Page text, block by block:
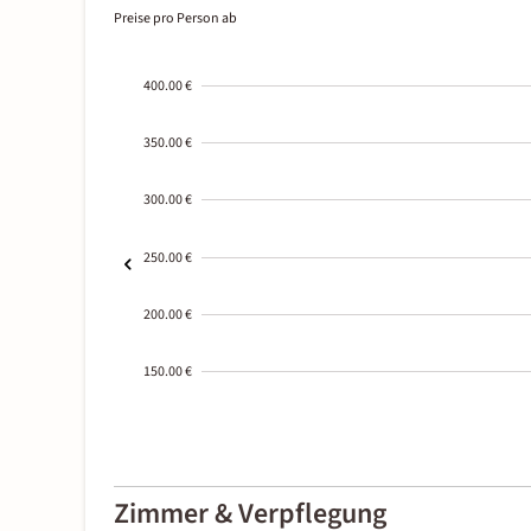
Preise pro Person ab
400.00 €
350.00 €
300.00 €
250.00 €
200.00 €
150.00 €
01-02
Zimmer & Verpflegung